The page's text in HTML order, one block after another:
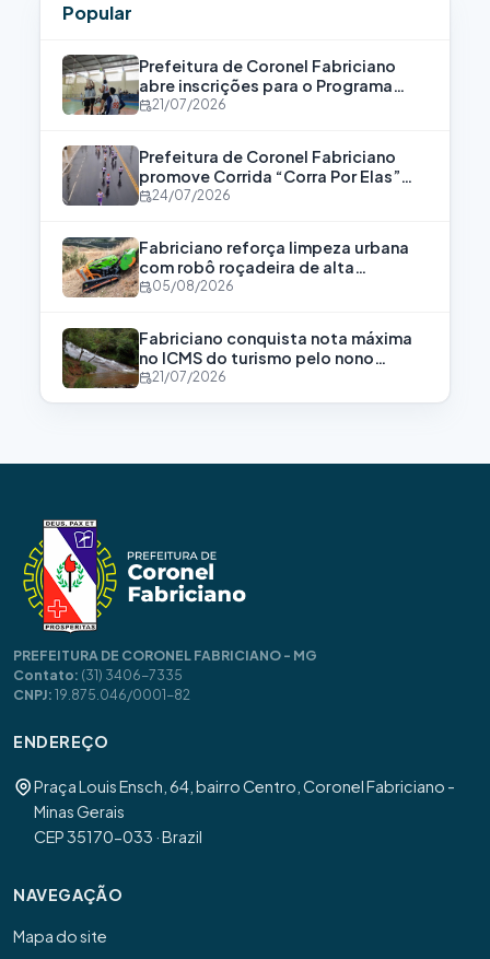
Popular
Prefeitura de Coronel Fabriciano
abre inscrições para o Programa
Bolsa Atleta
21/07/2026
Prefeitura de Coronel Fabriciano
promove Corrida “Corra Por Elas”
para fortalecer a luta contra a
24/07/2026
Fabriciano reforça limpeza urbana
com robô roçadeira de alta
tecnologia
05/08/2026
Fabriciano conquista nota máxima
no ICMS do turismo pelo nono
consecutivo
21/07/2026
PREFEITURA DE CORONEL FABRICIANO - MG
Contato: (31) 3406-7335
CNPJ:19.875.046/0001-82
ENDEREÇO
Praça Louis Ensch, 64, bairro Centro, Coronel Fabriciano -
Minas Gerais
CEP 35170-033 · Brazil
NAVEGAÇÃO
Mapa do site